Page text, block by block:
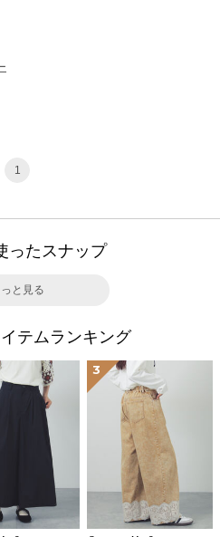
1
ったスナップ
っと見る
テムランキング
3